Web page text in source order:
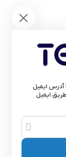
آدرس ایمیل
طریق ایمیل